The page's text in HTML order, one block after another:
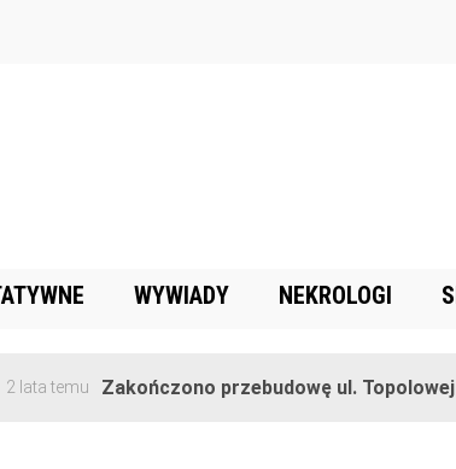
WYWIADY NEKROLOGI
Zakończono przebudowę ul. Topolowej w